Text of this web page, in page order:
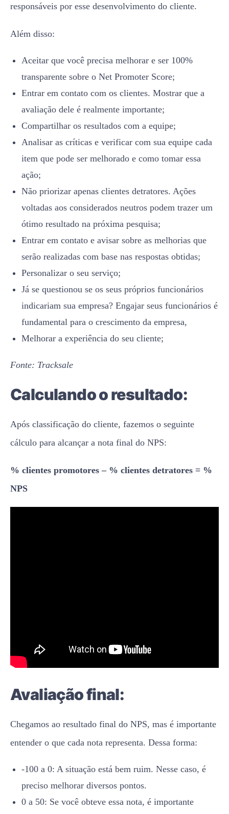
responsáveis por esse desenvolvimento do cliente.
Além disso:
Aceitar que você precisa melhorar e ser 100%
transparente sobre o Net Promoter Score;
Entrar em contato com os clientes. Mostrar que a
avaliação dele é realmente importante;
Compartilhar os resultados com a equipe;
Analisar as críticas e verificar com sua equipe cada
item que pode ser melhorado e como tomar essa
ação;
Não priorizar apenas clientes detratores. Ações
voltadas aos considerados neutros podem trazer um
ótimo resultado na próxima pesquisa;
Entrar em contato e avisar sobre as melhorias que
serão realizadas com base nas respostas obtidas;
Personalizar o seu serviço;
Já se questionou se os seus próprios funcionários
indicariam sua empresa? Engajar seus funcionários é
fundamental para o crescimento da empresa,
Melhorar a experiência do seu cliente;
Fonte: Tracksale
Calculando o resultado:
Após classificação do cliente, fazemos o seguinte
cálculo para alcançar a nota final do NPS:
% clientes promotores – % clientes detratores = %
NPS
Avaliação final:
Chegamos ao resultado final do NPS, mas é importante
entender o que cada nota representa. Dessa forma:
-100 a 0: A situação está bem ruim. Nesse caso, é
preciso melhorar diversos pontos.
0 a 50: Se você obteve essa nota, é importante